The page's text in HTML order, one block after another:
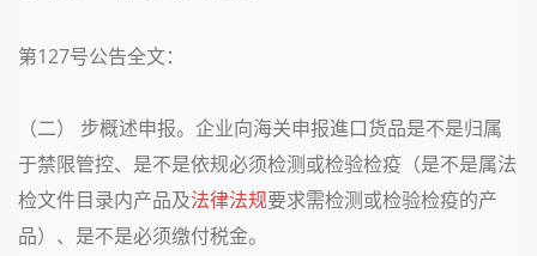
第127号公告全文：
（二） 步概述申报。企业向海关申报進口货品是不是归属
于禁限管控、是不是依规必须检测或检验检疫（是不是属法
检文件目录内产品及法律法规要求需检测或检验检疫的产
品）、是不是必须缴付税金。